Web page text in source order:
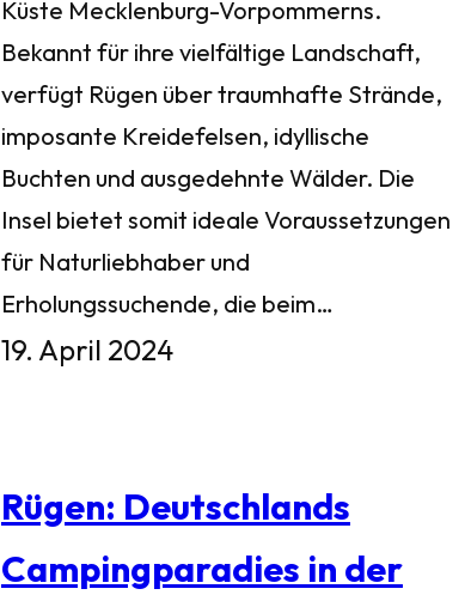
Küste Mecklenburg-Vorpommerns.
Bekannt für ihre vielfältige Landschaft,
verfügt Rügen über traumhafte Strände,
imposante Kreidefelsen, idyllische
Buchten und ausgedehnte Wälder. Die
Insel bietet somit ideale Voraussetzungen
für Naturliebhaber und
Erholungssuchende, die beim…
19. April 2024
Rügen: Deutschlands
Campingparadies in der